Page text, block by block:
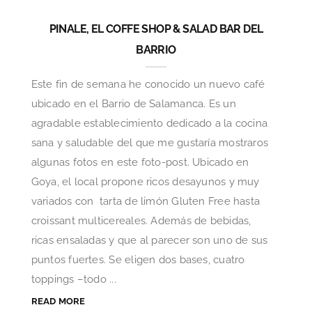
PINALE, EL COFFE SHOP & SALAD BAR DEL
BARRIO
Este fin de semana he conocido un nuevo café
ubicado en el Barrio de Salamanca. Es un
agradable establecimiento dedicado a la cocina
sana y saludable del que me gustaría mostraros
algunas fotos en este foto-post. Ubicado en
Goya, el local propone ricos desayunos y muy
variados con tarta de limón Gluten Free hasta
croissant multicereales. Además de bebidas,
ricas ensaladas y que al parecer son uno de sus
puntos fuertes. Se eligen dos bases, cuatro
toppings –todo ...
READ MORE